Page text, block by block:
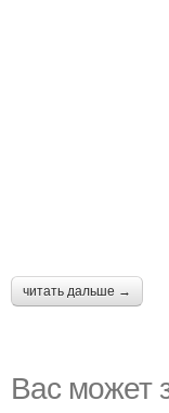
читать дальше →
Вас может